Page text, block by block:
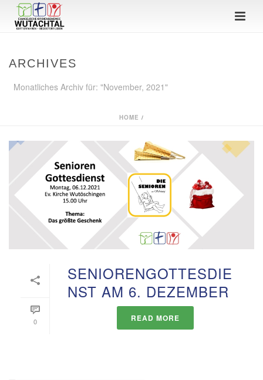
ARCHIVES
Monatliches Archiv für: "November, 2021"
HOME /
0
SENIORENGOTTESDIE
NST AM 6. DEZEMBER
READ MORE